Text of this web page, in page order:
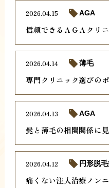
信頼できるＡＧＡクリ
2026.04.15 AGA
専門クリニック選びの
2026.04.14 薄毛
髭と薄毛の相関関係に
2026.04.13 AGA
痛くない注入治療ノン
2026.04.12 円形脱